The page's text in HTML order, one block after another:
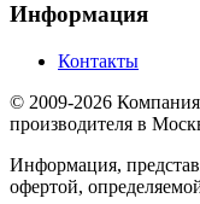
Информация
Контакты
© 2009-2026
производителя в
Информация,
офертой,